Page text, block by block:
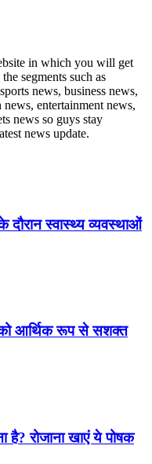
in which you will get
segments such as
news, business news,
entertainment news,
news so guys stay
news update.
दौरान स्वास्थ्य व्यवस्थाओं
को आर्थिक रूप से सशक्त
है? रोजाना खाएं ये पोषक